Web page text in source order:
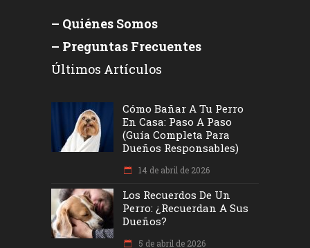
– Quiénes Somos
– Preguntas Frecuentes
Últimos Artículos
Cómo Bañar A Tu Perro
En Casa: Paso A Paso
(Guía Completa Para
Dueños Responsables)
14 de abril de 2026
Los Recuerdos De Un
Perro: ¿recuerdan A Sus
Dueños?
5 de abril de 2026